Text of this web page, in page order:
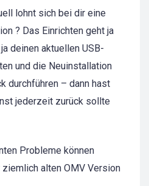
lohnt sich bei dir eine
? Das Einrichten geht ja
deinen aktuellen USB-
und die Neuinstallation
durchführen – dann hast
jederzeit zurück sollte
Probleme können
alten OMV Version